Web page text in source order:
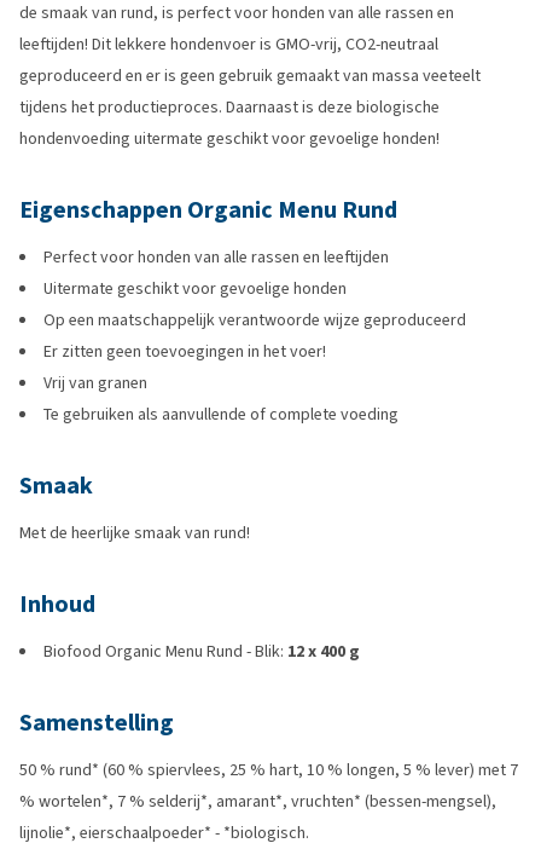
de smaak van rund, is perfect voor honden van alle rassen en
leeftijden! Dit lekkere hondenvoer is GMO-vrij, CO2-neutraal
geproduceerd en er is geen gebruik gemaakt van massa veeteelt
tijdens het productieproces. Daarnaast is deze biologische
hondenvoeding uitermate geschikt voor gevoelige honden!
Eigenschappen Organic Menu Rund
Perfect voor honden van alle rassen en leeftijden
Uitermate geschikt voor gevoelige honden
Op een maatschappelijk verantwoorde wijze geproduceerd
Er zitten geen toevoegingen in het voer!
Vrij van granen
Te gebruiken als aanvullende of complete voeding
Smaak
Met de heerlijke smaak van rund!
Inhoud
Biofood Organic Menu Rund - Blik: 12 x 400 g
Samenstelling
50 % rund* (60 % spiervlees, 25 % hart, 10 % longen, 5 % lever) met 7
% wortelen*, 7 % selderij*, amarant*, vruchten* (bessen-mengsel),
lijnolie*, eierschaalpoeder* - *biologisch.